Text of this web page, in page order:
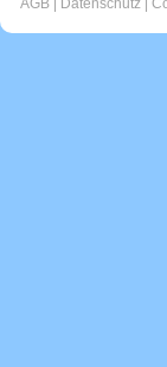
AGB Datenschutz